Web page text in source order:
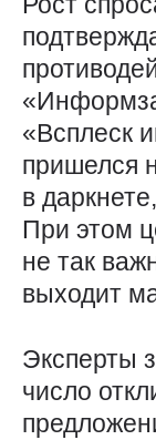
«Всплеск
пришелся
в
При этом
не так
выходит
Эксперты
число